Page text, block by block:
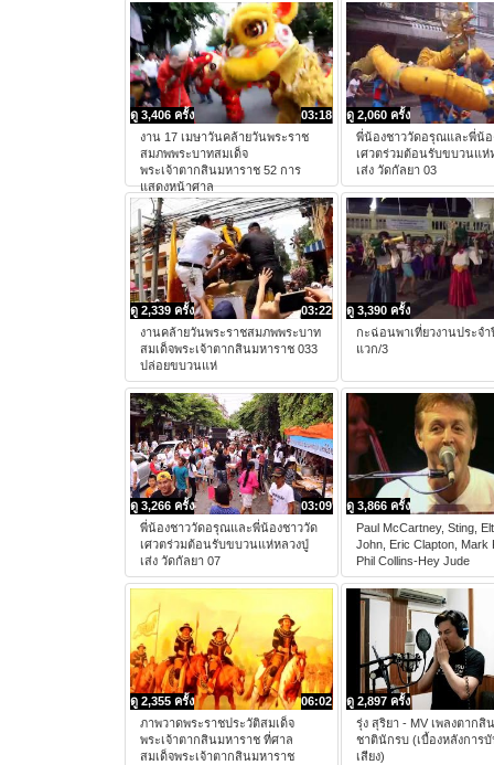
03:18
ดู 3,406 ครั้ง
งาน 17 เมษาวันคล้ายวันพระราช
สมภพพระบาทสมเด็จ
พระเจ้าตากสินมหาราช 52 การ
แสดงหน้าศาล
ดู 2,060 ครั้ง
พี่น้องชาววัดอรุณและพี่น้อ
เศวตร่วมต้อนรับขบวนแห่
เส่ง วัดกัลยา 03
03:22
ดู 2,339 ครั้ง
งานคล้ายวันพระราชสมภพพระบาท
สมเด็จพระเจ้าตากสินมหาราช 033
ปล่อยขบวนแห่
ดู 3,390 ครั้ง
กะฉ่อนพาเที่ยวงานประจำ
แวก/3
03:09
ดู 3,266 ครั้ง
พี่น้องชาววัดอรุณและพี่น้องชาววัด
เศวตร่วมต้อนรับขบวนแห่หลวงปู่
เส่ง วัดกัลยา 07
ดู 3,866 ครั้ง
Paul McCartney, Sting,
John, Eric Clapton, Mark
Phil Collins-Hey Jude
06:02
ดู 2,355 ครั้ง
ภาพวาดพระราชประวัติสมเด็จ
พระเจ้าตากสินมหาราช ที่ศาล
สมเด็จพระเจ้าตากสินมหาราช
ดู 2,897 ครั้ง
รุ่ง สุริยา - MV เพลงตากสิ
ชาตินักรบ (เบื้องหลังการ
เสียง)